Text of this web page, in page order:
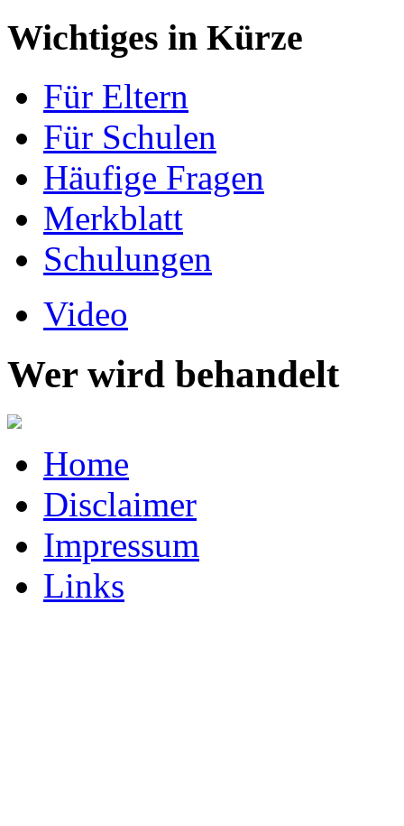
Wichtiges in Kürze
Für Eltern
Für Schulen
Häufige Fragen
Merkblatt
Schulungen
Video
Wer wird behandelt
Home
Disclaimer
Impressum
Links